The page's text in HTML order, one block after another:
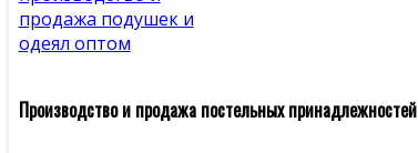
Производство и продажа постельных принадлежностей